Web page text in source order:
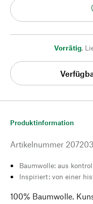
Vorrätig,
Produktinformation
Artikelnummer 207203
Baumwolle: aus
Inspiriert: von einer
100% Baumwolle.